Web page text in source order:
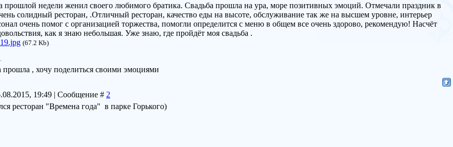
недели женил своего любимого братика. Свадьба прошла на ура, море позитивных эмоций. Отмечали праздник в
солидный ресторан, .Отличный ресторан, качество еды на высоте, обслуживание так же на высшем уровне, интерьер
очень помог с организацией торжества, помогли определится с меню в общем все очень здорово, рекомендую! Насчёт
как я знаю небольшая. Уже знаю, где пройдёт моя свадьба .
(67.2 Kb)
прошла , хочу поделиться своими эмоциями
19:49 | Сообщение # 2
ресторан "Времена года" в парке Горького)